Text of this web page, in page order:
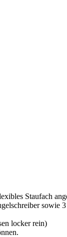
Staufach
sowie
locker rein)